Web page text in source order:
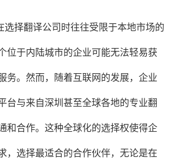
选择翻译公司时往往受限于本地市场的
位于内陆城市的企业可能无法轻易获
务。然而，随着互联网的发展，企业
台与来自深圳甚至全球各地的专业翻
和合作。这种全球化的选择权使得企
，选择最适合的合作伙伴，无论是在